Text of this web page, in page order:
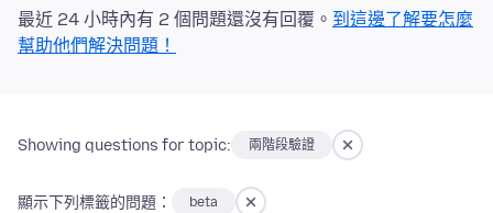
最近 24 小時內有 2 個問題還沒有回覆。 到這邊了解要怎麼
幫助他們解決問題！
Showing questions for topic: 兩階段驗證
顯示下列標籤的問題： beta